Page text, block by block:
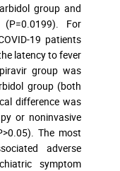
group and
For
19 patients
latency to fever
group was
group (both
difference was
or noninvasive
The most
adverse
symptom